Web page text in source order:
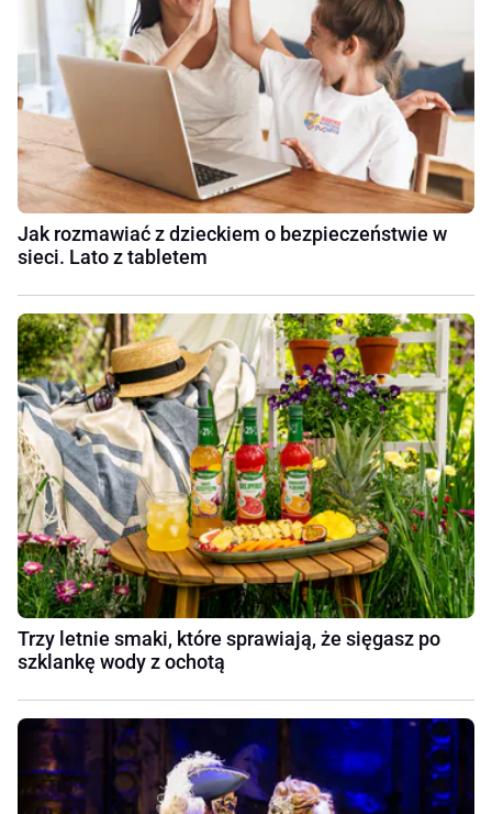
Jak rozmawiać z dzieckiem o bezpieczeństwie w
sieci. Lato z tabletem
Trzy letnie smaki, które sprawiają, że sięgasz po
szklankę wody z ochotą